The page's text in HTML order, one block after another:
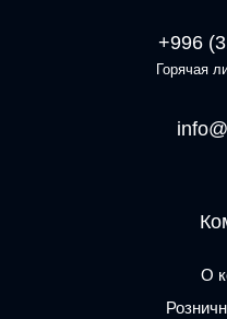
+996
Горячая
О